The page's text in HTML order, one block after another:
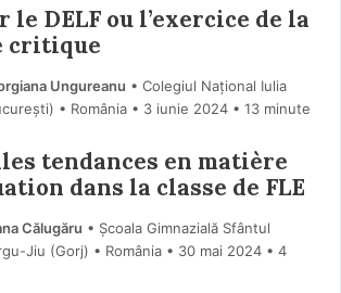
le DELF ou l’exercice de la
critique
Ungureanu • Colegiul Național Iulia
• România
3 iunie 2024 • 13 minute
tendances en matière
dans la classe de FLE
Călugăru • Școala Gimnazială Sfântul
Jiu (Gorj) • România
30 mai 2024 • 4